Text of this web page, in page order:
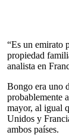
“Es un emirato
propiedad
analista en
Bongo era uno
probablemente
mayor, al igual
Unidos y
ambos países.